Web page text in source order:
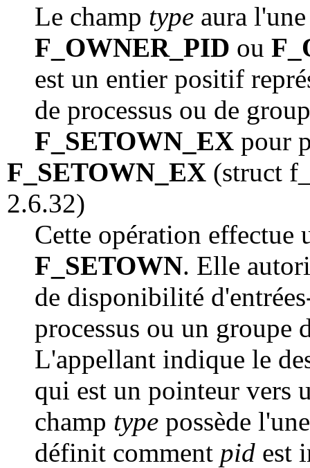
Le champ type aura
F_OWNER_PID ou
est un entier positif
de processus ou de
F_SETOWN_EX pour
F_SETOWN_EX (struct
2.6.32)
Cette opération effectue
F_SETOWN. Elle
de disponibilité
processus ou un groupe
L'appellant indique le
qui est un pointeur vers
champ type possède
définit comment pid est